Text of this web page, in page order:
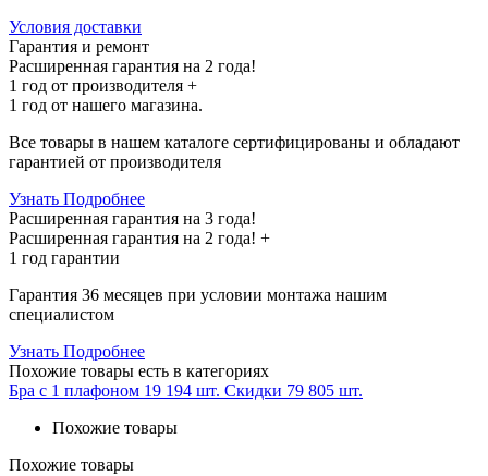
Условия доставки
Гарантия и ремонт
Расширенная гарантия на 2 года!
1 год от производителя +
1 год от нашего магазина.
Все товары в нашем каталоге сертифицированы и обладают
гарантией от производителя
Узнать Подробнее
Расширенная гарантия на 3 года!
Расширенная гарантия на 2 года! +
1 год гарантии
Гарантия 36 месяцев при условии монтажа нашим
специалистом
Узнать Подробнее
Похожие товары есть в категориях
Бра с 1 плафоном 19 194 шт. Скидки 79 805 шт.
Похожие товары
Похожие товары